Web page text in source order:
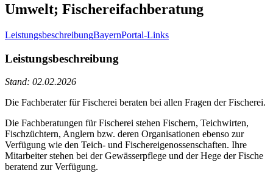
Umwelt; Fischereifachberatung
LeistungsbeschreibungBayernPortal-Links
Leistungsbeschreibung
Stand: 02.02.2026
Die Fachberater für Fischerei beraten bei allen Fragen der Fischerei.
Die Fachberatungen für Fischerei stehen Fischern, Teichwirten,
Fischzüchtern, Anglern bzw. deren Organisationen ebenso zur
Verfügung wie den Teich- und Fischereigenossenschaften. Ihre
Mitarbeiter stehen bei der Gewässerpflege und der Hege der Fische
beratend zur Verfügung.